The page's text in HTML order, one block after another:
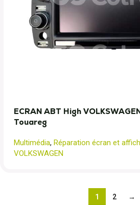
ECRAN ABT High
Touareg
Multimédia, Réparation écran et
VOLKSWAGEN
1 2 →